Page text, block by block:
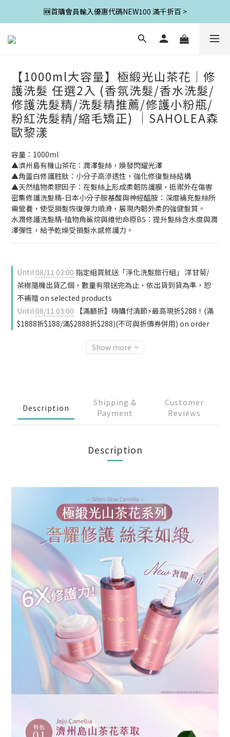
🆕首購會員輸入優惠代碼NEW100 滿千折百 >
【1000ml大容量】極緞光山茶花│修
護洗髮 任選2入 (香氛洗髮/香水洗髮/
修護洗髮精/洗髮精推薦/修護小粉瓶/
粉紅洗髮精/縮毛矯正) ｜SAHOLEA森
歐黎漾
容量：1000ml
▲濟州島有機山茶花：潤澤髮絲，煥發閃耀光澤
▲角蛋白修護胜肽：小分子高滲透性，強化修復髮絲結構
▲天然植物柔膠因子：在髮絲上形成柔韌防護膜，抵禦外在傷害
密集修護洗髮精-日本小分子胺基酸與神經醯胺：深度補充髮絲所
需營養，使受損髮恢復彈力順滑，展現內韌外柔的強健髮質。
水潤修護洗髮精-植物角鯊烷與維他命原B5：提升髮絲含水度與潤
澤彈性，給予乾燥受損髮水感修護力。
Until08/11 03:00 指定組買就送「淨化洗髮旅行組」 洋甘菊/
茶樹隨機出貨乙個，數量有限送完為止，依出貨到貨為準，恕
不補贈 on selected products
Until08/11 03:00 【滿額折】嗨購付清節⚡最高現折$288！(滿
$1888折$188/滿$2888折$288)(不可與折價券併用) on order
Show more
Description
Shipping &
Payment
Customer
Reviews
Description